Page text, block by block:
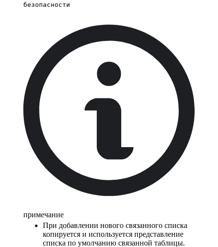
безопасности
примечание
При добавлении нового связанного списка
копируется и используется представление
списка по умолчанию связанной таблицы.